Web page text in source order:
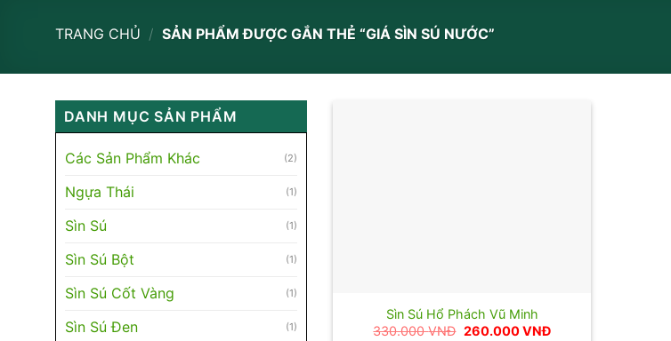
TRANG CHỦ / SẢN PHẨM ĐƯỢC GẮN THẺ “GIÁ SÌN SÚ NƯỚC”
DANH MỤC SẢN PHẨM
Các Sản Phẩm Khác (2)
Ngựa Thái (1)
Sìn Sú (1)
Sìn Sú Bột (1)
Sìn Sú Cốt Vàng (1)
Sìn Sú Đen (1)
Sìn Sú Hổ Phách Vũ Minh
330.000VNĐ Giá
260.000VNĐGiá